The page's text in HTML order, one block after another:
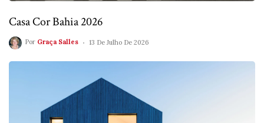
Casa Cor Bahia 2026
Por Graça Salles 13 De Julho De 2026